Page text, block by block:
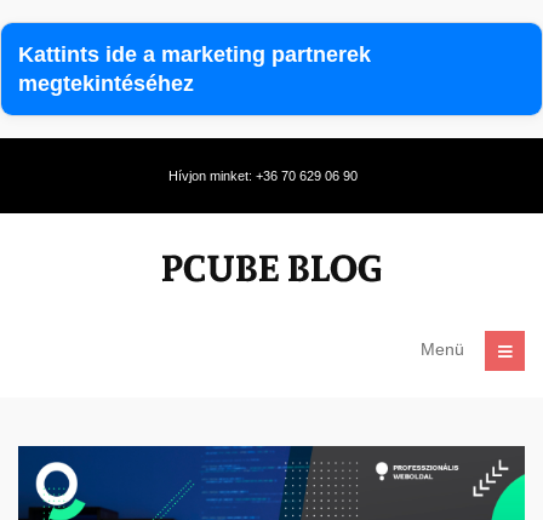
Kattints ide a marketing partnerek
megtekintéséhez
Hívjon minket: +36 70 629 06 90
Menü